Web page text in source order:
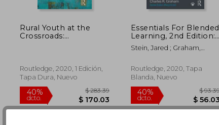
Rural Youth at the
Crossroads:
Advances in Sociology)
(en Inglés)
Routledge, 2020, 1 Edición,
Tapa Dura, Nuevo
Essentials For Blended
Learning, 2nd Edition:
A Standards-based
Guide (essentials Of
Inglés)
Stein, Jared ; Graham,
Routledge, 2020, Tapa
Blanda, Nuevo